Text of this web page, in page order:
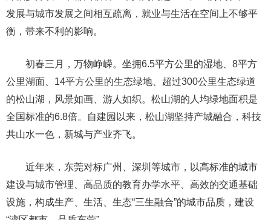
发展与城市发展之间相互疏离，就业与生活在空间上不够平
衡，带来不利的影响。
初春三月，万物峥嵘。坐拥6.5平方公里的湿地、8平方
公里湖面、14平方公里的生态绿地、超过300公里生态绿道
的松山湖，风景如画、游人如织。松山湖的人均绿地面积是
全国标准的6.8倍。自建园以来，松山湖坚持产城融合，科技
共山水一色，新城与产业齐飞。
近年来，东莞对标广州、深圳等城市，以高标准的城市
建设与城市管理、高品质的教育办学水平、高效的交通基础
设施，构成生产、生活、生态“三生融合”的城市品质，建设